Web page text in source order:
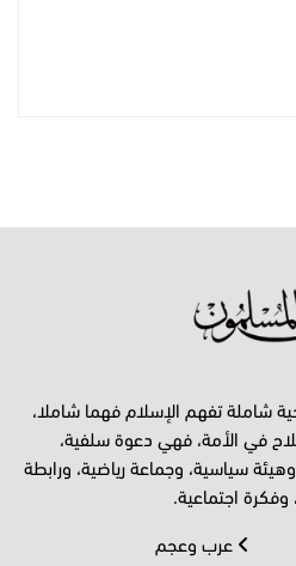
شاملة تفهم الإسلام فهما شاملا،
في الأمة، فهي دعوة سلفية،
سياسية، وجماعة رياضية، ورابطة
وفكرة اجتماعية.
عرب وعجم